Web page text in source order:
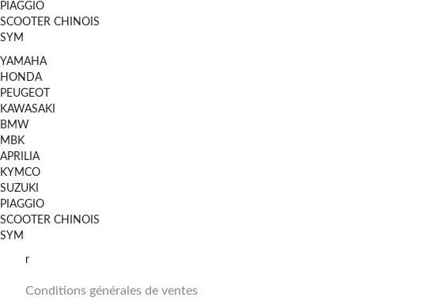
PIAGGIO
SCOOTER CHINOIS
SYM
YAMAHA
HONDA
PEUGEOT
KAWASAKI
BMW
MBK
APRILIA
KYMCO
SUZUKI
PIAGGIO
SCOOTER CHINOIS
SYM
r
Conditions générales de ventes